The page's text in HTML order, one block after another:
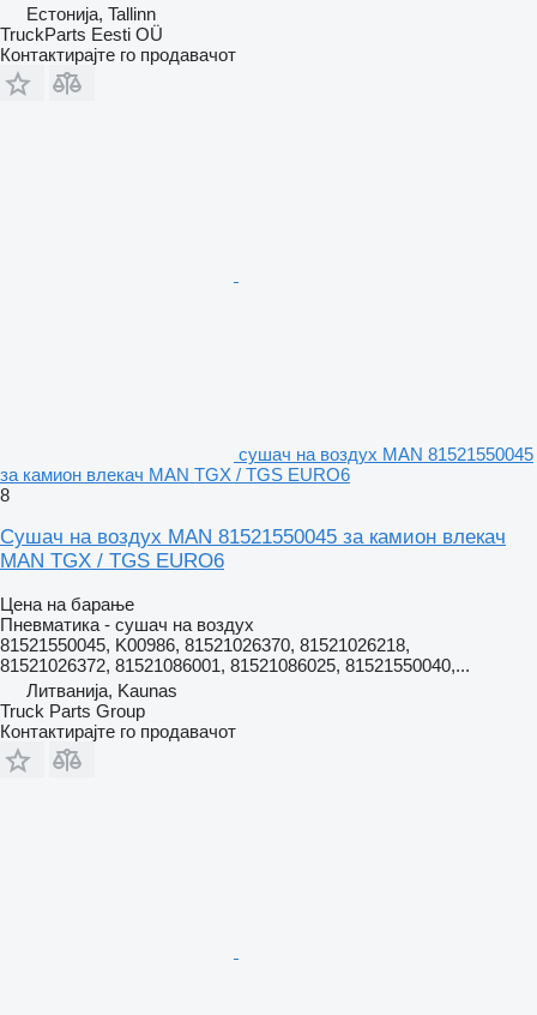
Естонија, Tallinn
TruckParts Eesti OÜ
Контактирајте го продавачот
сушач на воздух MAN 81521550045
за камион влекач MAN TGX / TGS EURO6
8
Сушач на воздух MAN 81521550045 за камион влекач
MAN TGX / TGS EURO6
Цена на барање
Пневматика - сушач на воздух
81521550045, K00986, 81521026370, 81521026218,
81521026372, 81521086001, 81521086025, 81521550040,...
Литванија, Kaunas
Truck Parts Group
Контактирајте го продавачот